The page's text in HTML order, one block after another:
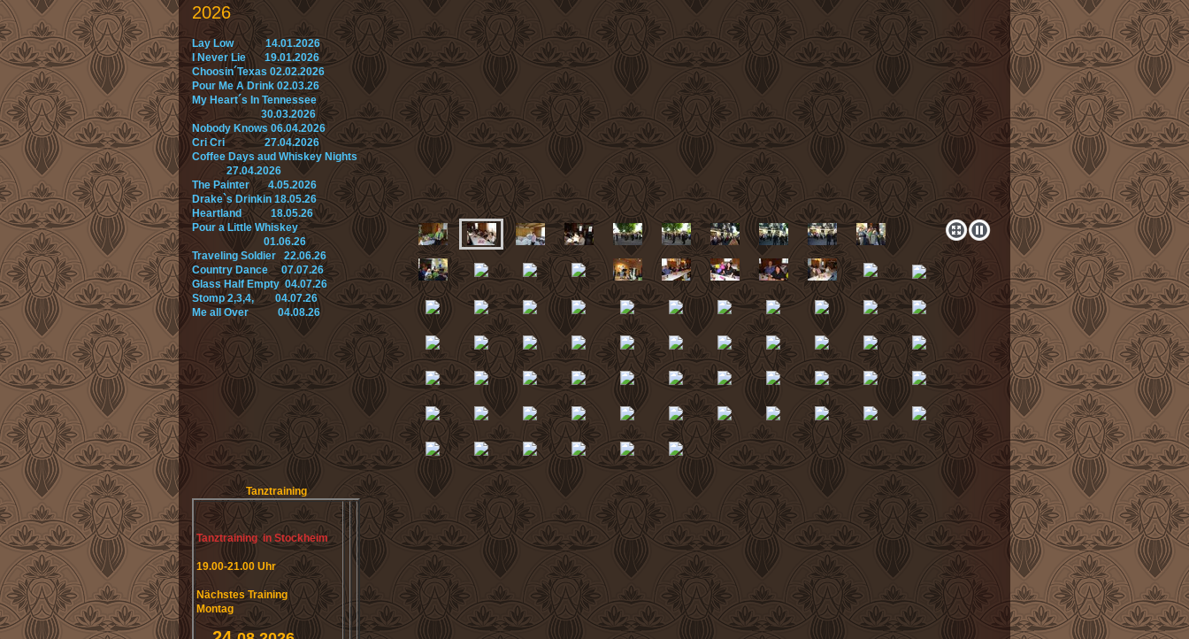
2026
Lay Low 14.01.2026
I Never Lie 19.01.2026
Choosin´Texas 02.02.2026
Pour Me A Drink 02.03.26
My Heart´s In Tennessee
30.03.2026
Nobody Knows 06.04.2026
Cri Cri 27.04.2026
Coffee Days aud Whiskey Nights
27.04.2026
The Painter 4.05.2026
Drake`s Drinkin 18.05.26
Heartland 18.05.26
Pour a Little Whiskey
01.06.26
Traveling Soldier 22.06.26
Country Dance 07.07.26
Glass Half Empty 04.07.26
Stomp 2,3,4, 04.07.26
Me all Over 04.08.26
Tanztraining
Tanztraining in Stockheim
19.00-21.00 Uhr
Nächstes Training
Montag